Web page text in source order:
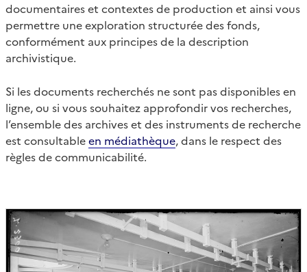
documentaires et contextes de production et ainsi vous
permettre une exploration structurée des fonds,
conformément aux principes de la description
archivistique.
Si les documents recherchés ne sont pas disponibles en
ligne, ou si vous souhaitez approfondir vos recherches,
l’ensemble des archives et des instruments de recherche
est consultableen médiathèque, dans le respect des
règles de communicabilité.